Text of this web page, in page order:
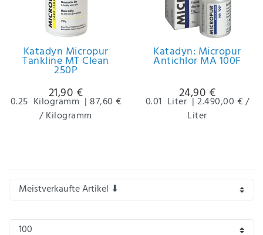
Katadyn Micropur
Tankline MT Clean
250P
21,90 €
0.25 Kilogramm | 87,60 €
/ Kilogramm
Katadyn: Micropur
Antichlor MA 100F
24,90 €
0.01 Liter | 2.490,00 € /
Liter